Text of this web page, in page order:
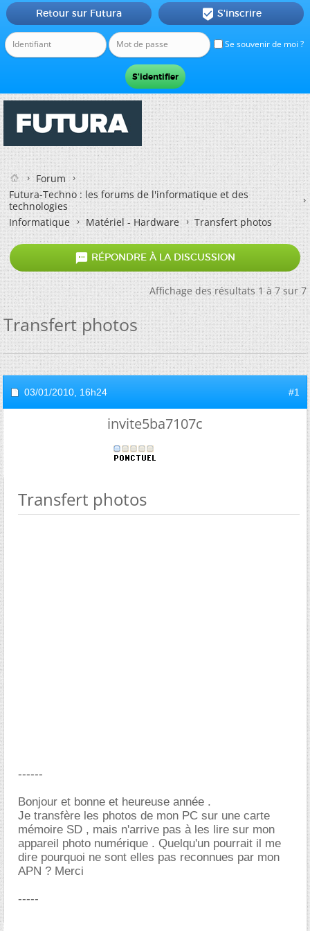
Se souvenir de moi ?
Retour sur Futura  S'inscrire
Forum
Futura-Techno : les forums de l'informatique et des
technologies
Informatique
Matériel - Hardware Transfert photos
 RÉPONDRE À LA DISCUSSION
Affichage des résultats 1 à 7 sur 7
Transfert photos
03/01/2010, 16h24 #1
invite5ba7107c
Transfert photos
------
Bonjour et bonne et heureuse année .
Je transfère les photos de mon PC sur une carte
mémoire SD , mais n'arrive pas à les lire sur mon
appareil photo numérique . Quelqu'un pourrait il me
dire pourquoi ne sont elles pas reconnues par mon
APN ? Merci
-----